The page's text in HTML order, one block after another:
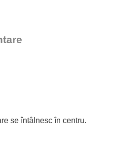
se întâlnesc în centru.